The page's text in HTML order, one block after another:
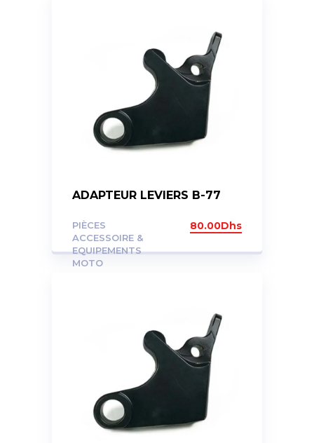
ADAPTEUR LEVIERS B-77
PIÈCES
ACCESSOIRE &
EQUIPEMENTS
MOTO
80.00Dhs